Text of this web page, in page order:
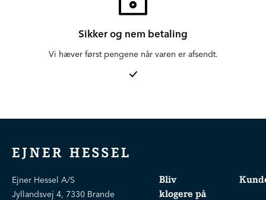
Sikker og nem betaling
Vi hæver først pengene når varen er afsendt.
EJNER HESSEL
Ejner Hessel A/S
Jyllandsvej 4, 7330 Brande
Bliv
klogere på